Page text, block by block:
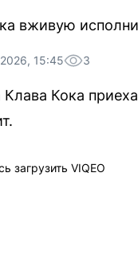
вживую
15:45 3
Клава Кока
загрузить VIQEO